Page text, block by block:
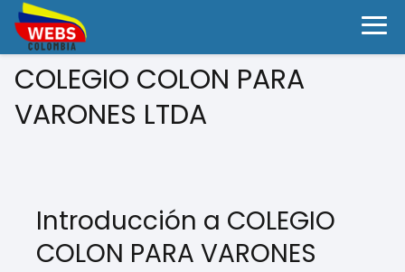
COLEGIO COLON PARA
VARONES LTDA
Introducción a COLEGIO
COLON PARA VARONES